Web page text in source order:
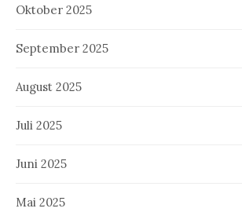
Oktober 2025
September 2025
August 2025
Juli 2025
Juni 2025
Mai 2025